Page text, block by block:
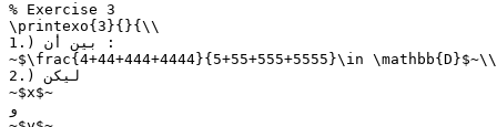
% Exercise 3
\printexo{3}{}{\\
1.) بين أن :
~$\frac{4+44+444+4444}{5+55+555+5555}\in
2.) ليكن
~$x$~
و